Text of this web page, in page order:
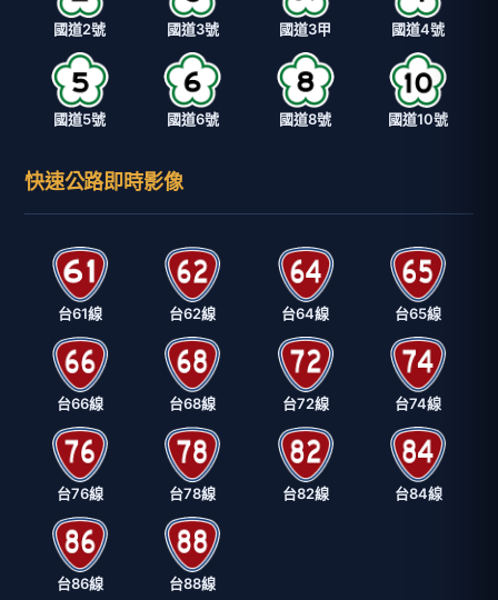
國道2號 國道3號 國道3甲 國道4號
國道5號 國道6號 國道8號 國道10號
快速公路即時影像
台61線 台62線 台64線 台65線
台66線 台68線 台72線 台74線
台76線 台78線 台82線 台84線
台86線 台88線